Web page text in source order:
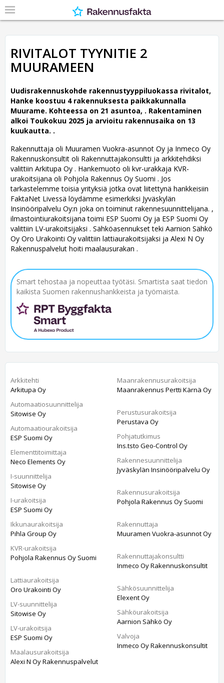
RIVITALOT TYYNITIE 2
MUURAMEEN
Uudisrakennuskohde rakennustyyppiluokassa rivitalot,
Hanke koostuu 4 rakennuksesta paikkakunnalla
Muurame. Kohteessa on 21 asuntoa, . Rakentaminen
alkoi Toukokuu 2025 ja arvioitu rakennusaika on 13
kuukautta. .
Rakennuttaja oli Muuramen Vuokra-asunnot Oy ja Inmeco Oy
Rakennuskonsultit oli Rakennuttajakonsultti ja arkkitehdiksi
valittiin Arkitupa Oy . Hankemuoto oli kvr-urakkaja KVR-
urakoitsijana oli Pohjola Rakennus Oy Suomi . Jos
tarkastelemme toisia yrityksiä jotka ovat liitettynä hankkeisiin
FaktaNet Livessä löydämme esimerkiksi Jyväskylän
Insinööripalvelu Oy:n joka on toiminut rakennesuunnittelijana. ,
ilmastointiurakoitsijana toimi ESP Suomi Oy ja ESP Suomi Oy
valittiin LV-urakoitsijaksi . Sähköasennukset teki Aarnion Sähkö
Oy Oro Urakointi Oy valittiin lattiaurakoitsijaksi ja Alexi N Oy
Rakennuspalvelut hoiti maalausurakan .
Smart tehostaa ja nopeuttaa työtäsi. Smartista saat tiedon
kaikista Suomen rakennushankkeista ja työmaista.
Arkkitehti
Arkitupa Oy
Automaatiosuunnittelija
Sitowise Oy
Automaatiourakoitsija
ESP Suomi Oy
Elementtitoimittaja
Neco Elements Oy
I-suunnittelija
Sitowise Oy
I-urakoitsija
ESP Suomi Oy
Ikkunaurakoitsija
Pihla Group Oy
KVR-urakoitsija
Pohjola Rakennus Oy Suomi
Lattiaurakoitsija
Oro Urakointi Oy
LV-suunnittelija
Sitowise Oy
LV-urakoitsija
ESP Suomi Oy
Maalausurakoitsija
Alexi N Oy Rakennuspalvelut
Maanrakennusurakoitsija
Maanrakennus Pertti Kärnä Oy
Perustusurakoitsija
Perustava Oy
Pohjatutkimus
Ins.tsto Geo-Control Oy
Rakennesuunnittelija
Jyväskylän Insinööripalvelu Oy
Rakennusurakoitsija
Pohjola Rakennus Oy Suomi
Rakennuttaja
Muuramen Vuokra-asunnot Oy
Rakennuttajakonsultti
Inmeco Oy Rakennuskonsultit
Sähkösuunnittelija
Elexent Oy
Sähköurakoitsija
Aarnion Sähkö Oy
Valvoja
Inmeco Oy Rakennuskonsultit